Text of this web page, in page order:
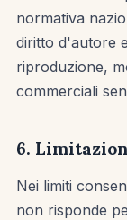
normativa
diritto d'autore
riproduzione,
commerciali
6.
Nei limiti
non risponde